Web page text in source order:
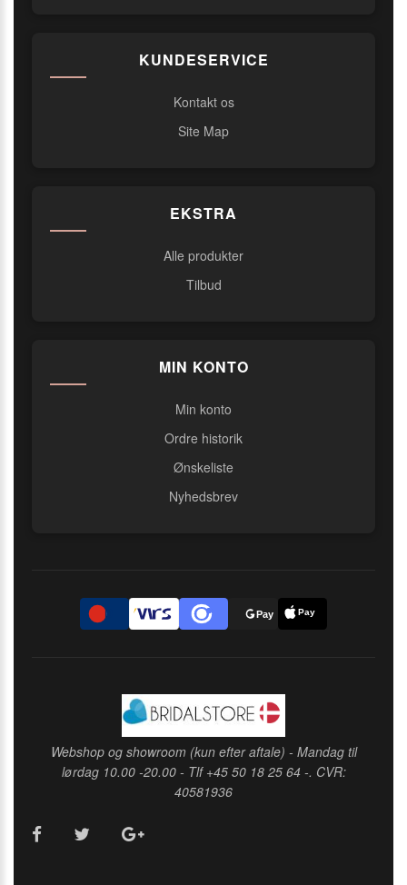
KUNDESERVICE
Kontakt os
Site Map
EKSTRA
Alle produkter
Tilbud
MIN KONTO
Min konto
Ordre historik
Ønskeliste
Nyhedsbrev
D Pay Pay
Webshop og showroom (kun efter aftale) - Mandag til
lørdag 10.00 -20.00 - Tlf +45 50 18 25 64 -. CVR:
40581936